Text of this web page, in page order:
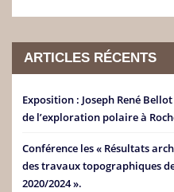
ARTICLES RÉCENTS
Exposition : Joseph René
de l’exploration polaire à
Conférence les « Résultats
des travaux topographiques
2020/2024 ».